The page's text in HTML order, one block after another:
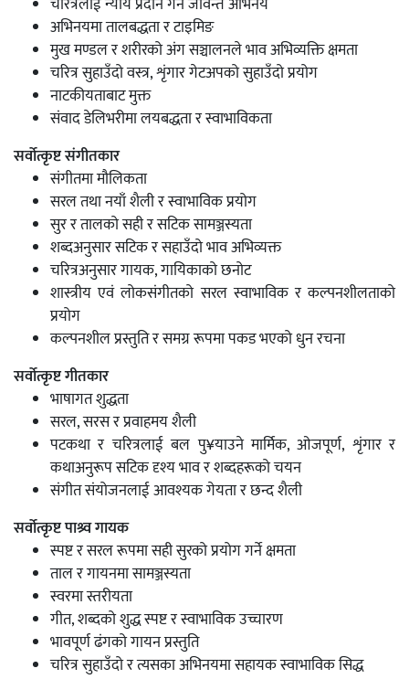
अभिनयमा तालबद्धता र टाइमिङ
मुख मण्डल र शरीरको अंग सञ्चालनले भाव अभिव्यक्ति क्षमता
चरित्र सुहाउँदो वस्त्र, शृंगार गेटअपको सुहाउँदो प्रयोग
नाटकीयताबाट मुक्त
संवाद डेलिभरीमा लयबद्धता र स्वाभाविकता
सर्वोत्कृष्ट संगीतकार
संगीतमा मौलिकता
सरल तथा नयाँ शैली र स्वाभाविक प्रयोग
सुर र तालको सही र सटिक सामञ्जस्यता
शब्दअनुसार सटिक र सहाउँदो भाव अभिव्यक्त
चरित्रअनुसार गायक, गायिकाको छनोट
शास्त्रीय एवं लोकसंगीतको सरल स्वाभाविक र कल्पनशीलताको
प्रयोग
कल्पनशील प्रस्तुति र समग्र रूपमा पकड भएको धुन रचना
सर्वोत्कृष्ट गीतकार
भाषागत शुद्धता
सरल, सरस र प्रवाहमय शैली
पटकथा र चरित्रलाई बल पु¥याउने मार्मिक, ओजपूर्ण, शृंगार र
कथाअनुरूप सटिक दृश्य भाव र शब्दहरूको चयन
संगीत संयोजनलाई आवश्यक गेयता र छन्द शैली
सर्वोत्कृष्ट पाश्र्व गायक
स्पष्ट र सरल रूपमा सही सुरको प्रयोग गर्ने क्षमता
ताल र गायनमा सामञ्जस्यता
स्वरमा स्तरीयता
गीत, शब्दको शुद्ध स्पष्ट र स्वाभाविक उच्चारण
भावपूर्ण ढंगको गायन प्रस्तुति
चरित्र सुहाउँदो र त्यसका अभिनयमा सहायक स्वाभाविक सिद्ध